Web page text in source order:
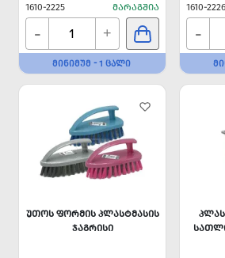
1610-2225 ᲛᲐᲠᲐᲒᲨᲘᲐ
- +
ᲛᲘᲜᲘᲛᲣᲛ - 1 ᲪᲐᲚᲘ
1610-2226
-
ᲣᲗᲝᲡ ᲤᲝᲠᲛᲘᲡ ᲞᲚᲐᲡᲢᲛᲐᲡᲘᲡ
ᲯᲐᲒᲠᲘᲡᲘ